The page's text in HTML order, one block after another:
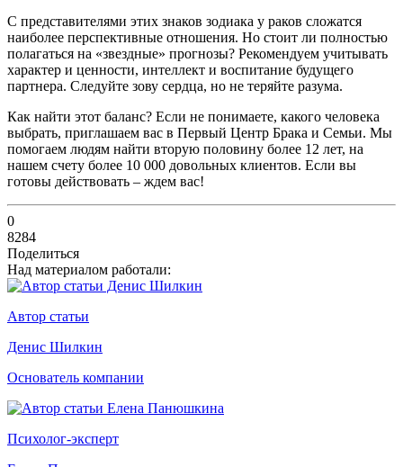
С представителями этих знаков зодиака у раков сложатся
наиболее перспективные отношения. Но стоит ли полностью
полагаться на «звездные» прогнозы? Рекомендуем учитывать
характер и ценности, интеллект и воспитание будущего
партнера. Следуйте зову сердца, но не теряйте разума.
Как найти этот баланс? Если не понимаете, какого человека
выбрать, приглашаем вас в Первый Центр Брака и Семьи. Мы
помогаем людям найти вторую половину более 12 лет, на
нашем счету более 10 000 довольных клиентов. Если вы
готовы действовать – ждем вас!
0
8284
Поделиться
Над материалом работали:
Автор статьи
Денис Шилкин
Основатель компании
Психолог-эксперт